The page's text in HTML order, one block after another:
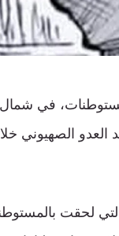
في
ضد العدو